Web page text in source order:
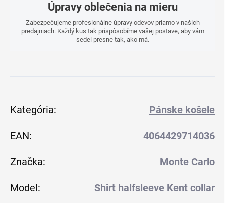
Úpravy oblečenia na mieru
Zabezpečujeme profesionálne úpravy odevov priamo v našich
predajniach. Každý kus tak prispôsobíme vašej postave, aby vám
sedel presne tak, ako má.
Kategória: Pánske košele
EAN: 4064429714036
Značka: Monte Carlo
Model: Shirt halfsleeve Kent collar